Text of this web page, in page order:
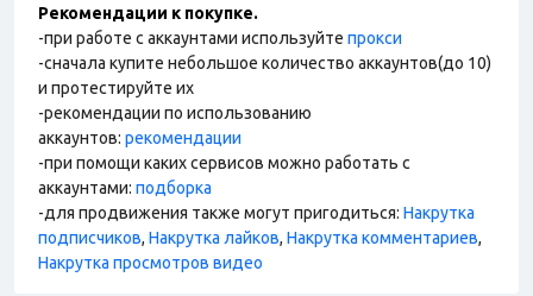
Рекомендации к покупке.
-при работе с аккаунтами используйте прокси
-сначала купите небольшое количество аккаунтов(до 10)
и протестируйте их
-рекомендации по использованию
аккаунтов: рекомендации
-при помощи каких сервисов можно работать с
аккаунтами: подборка
-для продвижения также могут пригодиться: Накрутка
подписчиков, Накрутка лайков, Накрутка комментариев,
Накрутка просмотров видео